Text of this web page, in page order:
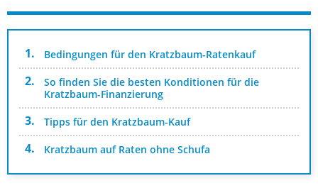
Bedingungen für den Kratzbaum-Ratenkauf
So finden Sie die besten Konditionen für die
Kratzbaum-Finanzierung
Tipps für den Kratzbaum-Kauf
Kratzbaum auf Raten ohne Schufa